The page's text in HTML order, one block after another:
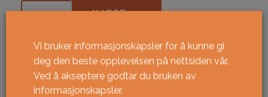
KJØPE
Vi bruker informasjonskapsler for å kunne gi
deg den beste opplevelsen på nettsiden vår.
Ved å akseptere godtar du bruken av
informasjonskapsler.